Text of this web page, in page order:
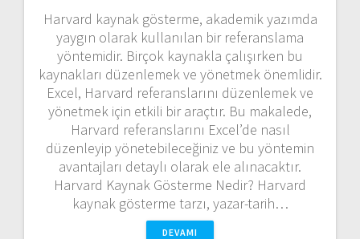
Harvard kaynak gösterme, akademik yazımda
yaygın olarak kullanılan bir referanslama
yöntemidir. Birçok kaynakla çalışırken bu
kaynakları düzenlemek ve yönetmek önemlidir.
Excel, Harvard referanslarını düzenlemek ve
yönetmek için etkili bir araçtır. Bu makalede,
Harvard referanslarını Excel’de nasıl
düzenleyip yönetebileceğiniz ve bu yöntemin
avantajları detaylı olarak ele alınacaktır.
Harvard Kaynak Gösterme Nedir? Harvard
kaynak gösterme tarzı, yazar-tarih…
DEVAMI